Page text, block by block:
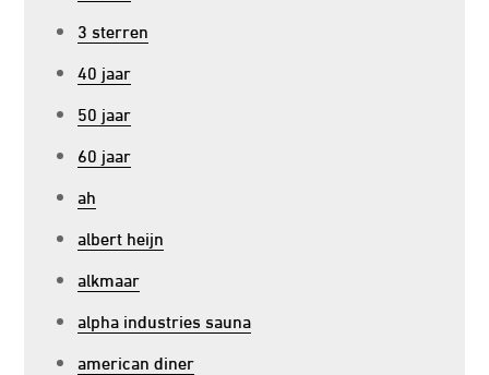
3 sterren
40 jaar
50 jaar
60 jaar
ah
albert heijn
alkmaar
alpha industries sauna
american diner